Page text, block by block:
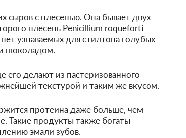
сыров с плесенью. Она бывает двух
плесень Penicillium roqueforti
узнаваемых для стилтона голубых
шоколадом.
его делают из пастеризованного
текстурой и таким же вкусом.
протеина даже больше, чем
Такие продукты также богаты
эмали зубов.